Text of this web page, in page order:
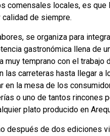
comensales locales, es
calidad de siempre.
se organiza para
gastronómica llena de
muy temprano con el
las carreteras hasta llegar a
en la mesa de los
o uno de tantos rincones
plato producido en
después de dos ediciones